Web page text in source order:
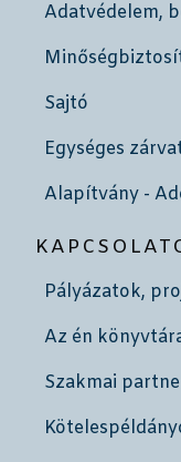
Adatvédelem,
Sajtó
Egységes
Alapítvány -
Pályázatok,
Az én
Szakmai